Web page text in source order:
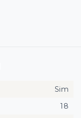
Sim
18